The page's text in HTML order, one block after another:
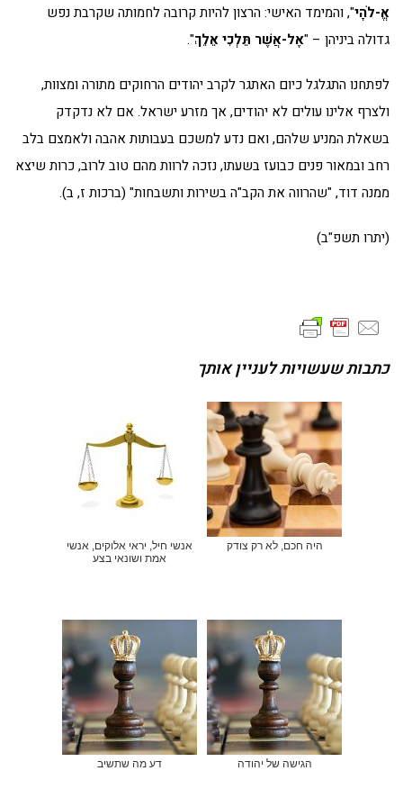
אֱ-לֹהָי", והמימד האישי: הרצון להיות קרובה לחמותה שקרבת נפש
גדולה ביניהן – "אֶל-אֲשֶׁר תֵּלְכִי אֵלֵךְ".
לפתחנו התגלגל כיום האתגר לקרב יהודים הרחוקים מתורה ומצוות,
ולצרף אלינו עולים לא יהודים, אך מזרע ישראל. אם לא נדקדק
בשאלת המניע שלהם, ואם נדע למשכם בעבותות אהבה ולאמצם בלב
רחב ובמאור פנים כבועז בשעתו, נזכה לרוות מהם טוב לרוב, כרות שיצא
ממנה דוד, "שהרווה את הקב"ה בשירות ותשבחות" (ברכות ז, ב).
(יתרו תשפ"ב)
כתבות שעשויות לעניין אותך
היה חכם, לא רק צודק
אנשי חיל, יראי אלוקים, אנשי
אמת ושונאי בצע
הגישה של יהודה דע מה שתשיב